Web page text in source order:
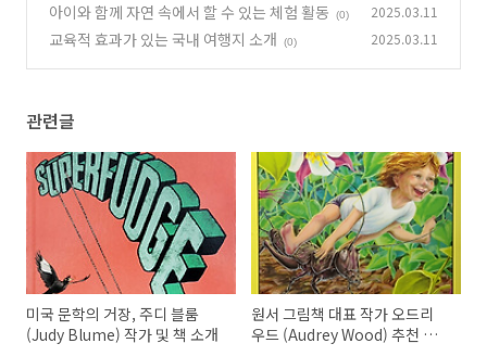
(0)
아이와 함께 자연 속에서 할 수 있는 체험 활동 (0) 2025.03.11
교육적 효과가 있는 국내 여행지 소개 (0) 2025.03.11
관련글
미국 문학의 거장, 주디 블룸
(Judy Blume) 작가 및 책 소개
원서 그림책 대표 작가 오드리
우드 (Audrey Wood) 추천 원